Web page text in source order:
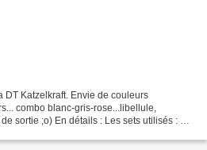
DT Katzelkraft. Envie de couleurs
combo blanc-gris-rose...libellule,
sortie ;o) En détails : Les sets utilisés : La